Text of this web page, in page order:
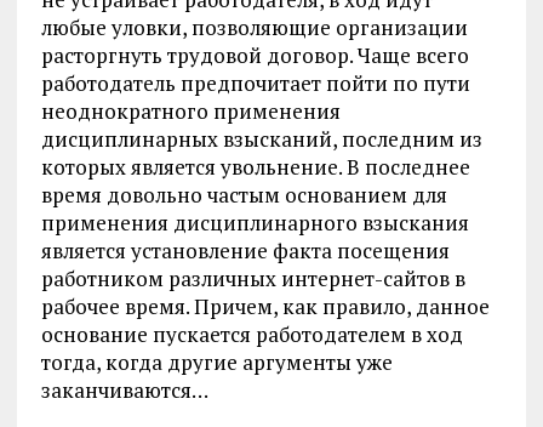
любые уловки, позволяющие организации
расторгнуть трудовой договор. Чаще всего
работодатель предпочитает пойти по пути
неоднократного применения
дисциплинарных взысканий, последним из
которых является увольнение. В последнее
время довольно частым основанием для
применения дисциплинарного взыскания
является установление факта посещения
работником различных интернет-сайтов в
рабочее время. Причем, как правило, данное
основание пускается работодателем в ход
тогда, когда другие аргументы уже
заканчиваются…